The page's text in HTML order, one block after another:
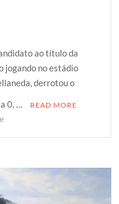
ao título da
jogando no estádio
derrotou o
0, …
READ MORE